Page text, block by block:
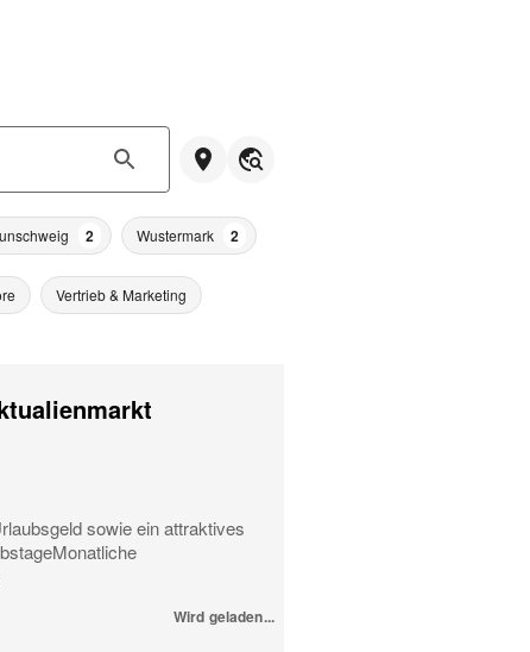
2 Wustermark 2
Vertrieb & Marketing
sowie ein attraktives
Wird geladen...